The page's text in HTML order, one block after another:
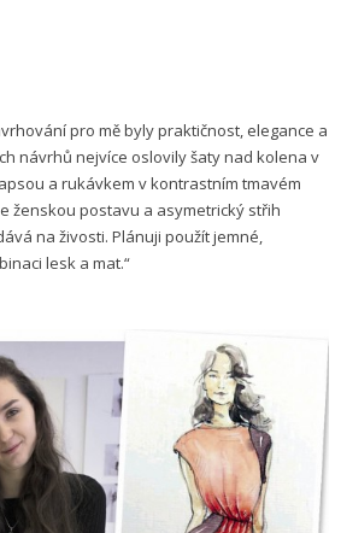
pro mě byly praktičnost, elegance a
návrhů nejvíce oslovily šaty nad kolena v
a rukávkem v kontrastním tmavém
ženskou postavu a asymetrický střih
na živosti. Plánuji použít jemné,
lesk a mat.“